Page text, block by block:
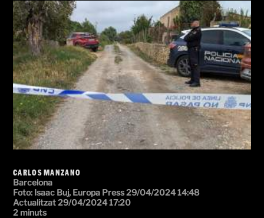
CARLOS MANZANO
Barcelona
Foto: Isaac Buj, Europa Press29/04/2024 14:48
Actualitzat 29/04/2024 17:20
2 minuts